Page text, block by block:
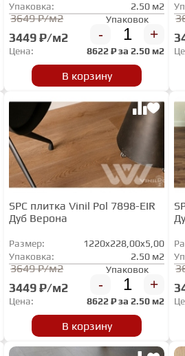
Упаковка:
2.50 м2
3649 ₽/м2
3449 ₽/м2
Упаковок
- +
Цена: 8622₽ за2.50 м2
В корзину
SPC плитка Vinil Pol 7898-EIR
Дуб Верона
Размер:
1220x228,00x5,00
Упаковка:
2.50 м2
3649 ₽/м2
3449 ₽/м2
Упаковок
- +
Цена: 8622₽ за2.50 м2
В корзину